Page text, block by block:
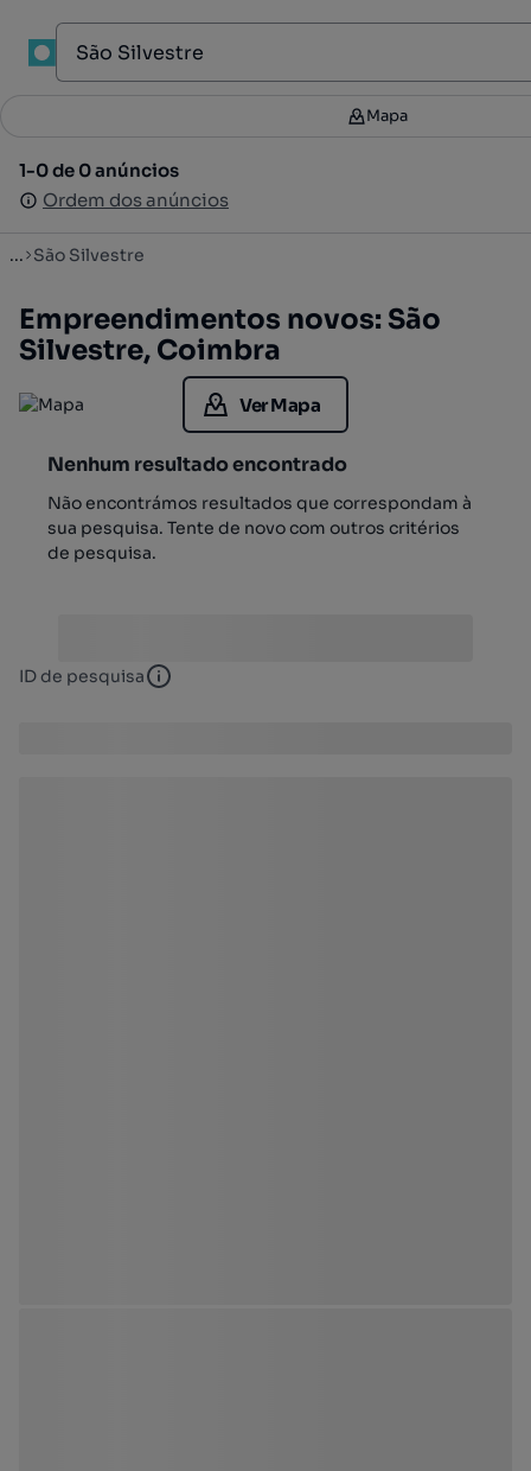
Filtros
1-0 de 0 anúncios
Ordem dos anúncios
Mapa
1-0 de 0 anúncios
Ordem dos anúncios
... São Silvestre
Empreendimentos novos: São
Silvestre, Coimbra
Ver Mapa
Nenhum resultado encontrado
Não encontrámos resultados que correspondam à
sua pesquisa. Tente de novo com outros critérios
de pesquisa.
ID de pesquisa ID de pesquisa